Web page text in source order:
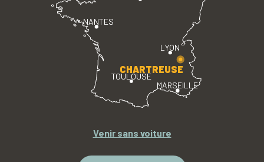
LYON
TOULOUSE
MARSEILLE
NANTES
CHARTREUSE
Venir sans voiture